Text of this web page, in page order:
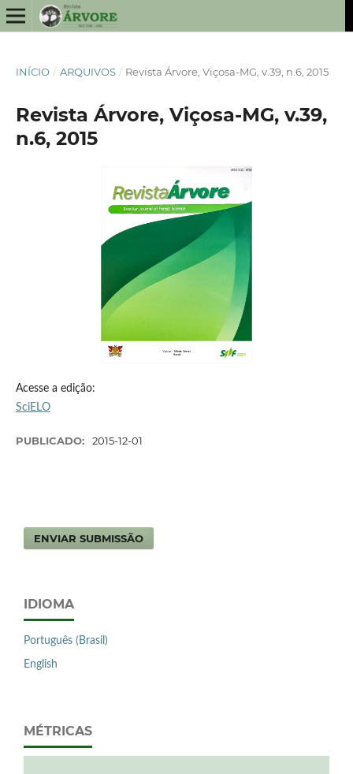
INÍCIO / ARQUIVOS / Revista Árvore, Viçosa-MG, v.39, n.6, 2015
Revista Árvore, Viçosa-MG, v.39,
n.6, 2015
Acesse a edição:
SciELO
PUBLICADO: 2015-12-01
ENVIAR SUBMISSÃO
IDIOMA
Português (Brasil)
English
MÉTRICAS